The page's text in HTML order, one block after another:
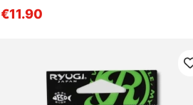
€11.90